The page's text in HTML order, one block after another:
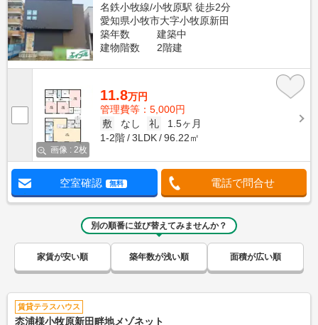
名鉄小牧線/小牧原駅 徒歩2分
愛知県小牧市大字小牧原新田
築年数
建築中
建物階数
2階建
画像 : 2枚
11.8万円
管理費等：5,000円
敷
なし 礼
1.5ヶ月
1-2階
3LDK 96.22㎡
空室確認 無料 電話で問合せ
別の順番に並び替えてみませんか？
家賃が安い順 築年数が浅い順 面積が広い順
賃貸テラスハウス
枩浦様小牧原新田畔地メゾネット